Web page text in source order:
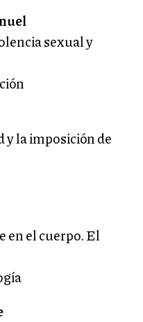
sexual y
y la imposición de
en el cuerpo. El